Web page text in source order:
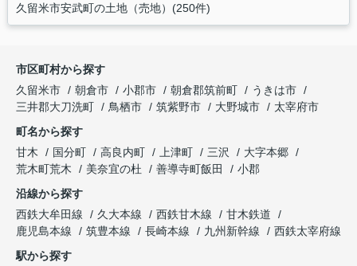
久留米市安武町の土地（売地）(250件)
市区町村から探す
久留米市
朝倉市 小郡市 朝倉郡筑前町
うきは市
三井郡大刀洗町
鳥栖市 筑紫野市 大野城市
太宰府市
町名から探す
甘木
国分町 高良内町 上津町 三沢
大字本郷
荒木町荒木
美奈宜の杜 善導寺町飯田
小郡
沿線から探す
西鉄大牟田線
久大本線 西鉄甘木線
甘木鉄道
鹿児島本線
筑豊本線 長崎本線 九州新幹線
西鉄太宰府線
駅から探す